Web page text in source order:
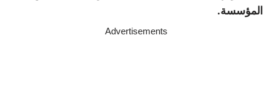
المؤسسة.
Advertisements